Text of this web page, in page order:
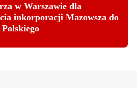
w Warszawie dla
inkorporacji Mazowsza do